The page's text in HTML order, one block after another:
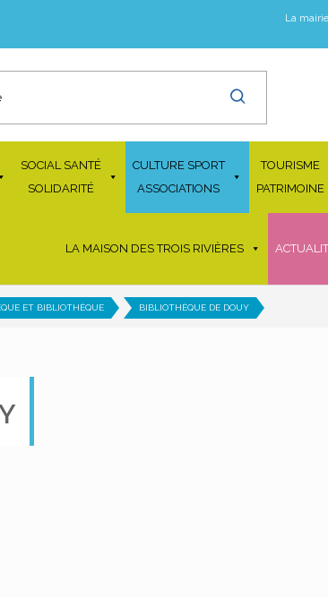
La
SOCIAL SANTÉ
SOLIDARITÉ
CULTURE SPORT
ASSOCIATIONS
TOURISME
PATRIMOINE
LA MAISON DES TROIS RIVIÈRES
ET BIBLIOTHÈQUE BIBLIOTHÈQUE DE DOUY